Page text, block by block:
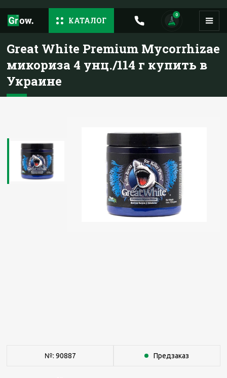
КАТАЛОГ
0
Great White Premium Mycorrhizae
микориза 4 унц./114 г купить в
Украине
№: 90887 Предзаказ